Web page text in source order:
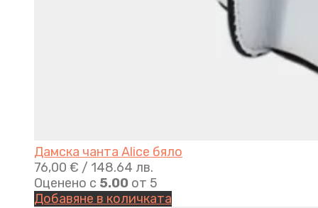
Дамска чанта Alice бяло
76,00 € / 148.64 лв.
Оценено с 5.00 от 5
Добавяне в количката